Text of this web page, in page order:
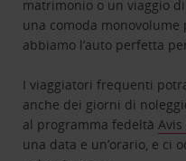
matrimonio o un viaggio
una comoda
abbiamo l’auto perfetta
I viaggiatori frequenti
anche dei giorni di
al programma fedeltà
una data e un’orario, e ci